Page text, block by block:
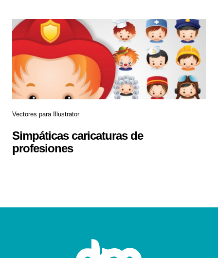
Vectores para Illustrator
Simpáticas caricaturas de
profesiones